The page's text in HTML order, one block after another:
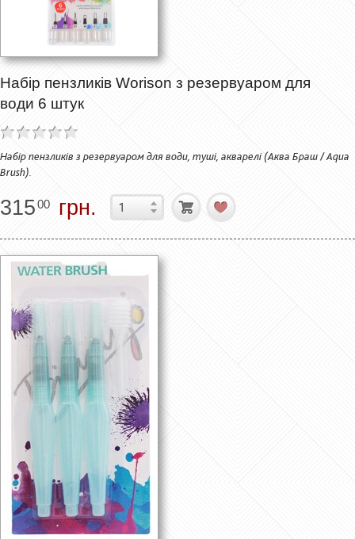
Набір пензликів Worison з резервуаром для
води 6 штук
Набір пензликів з резервуаром для води, туші, акварелі (Аква Браш / Aqua
Brush).
31500 грн.